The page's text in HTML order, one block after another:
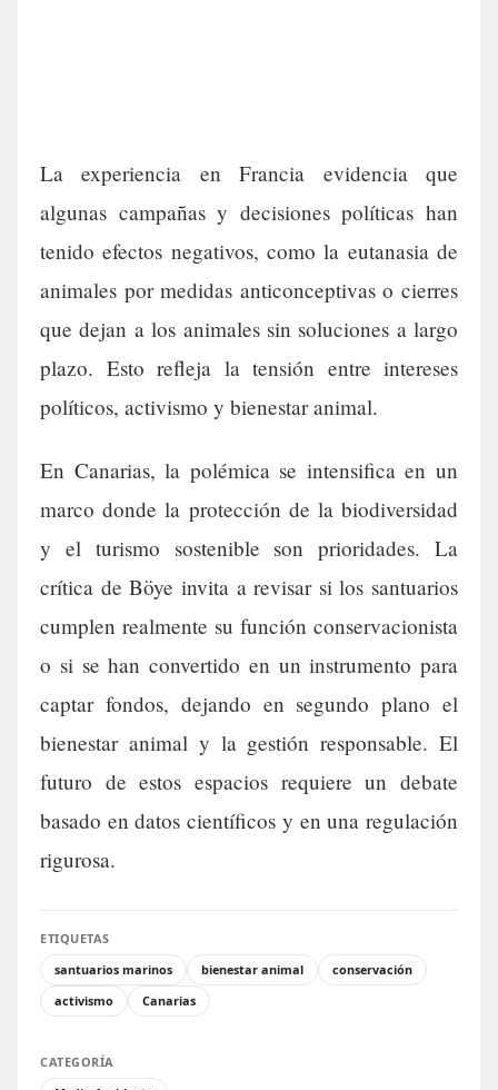
La experiencia en Francia evidencia que
algunas campañas y decisiones políticas han
tenido efectos negativos, como la eutanasia de
animales por medidas anticonceptivas o cierres
que dejan a los animales sin soluciones a largo
plazo. Esto refleja la tensión entre intereses
políticos, activismo y bienestar animal.
En Canarias, la polémica se intensifica en un
marco donde la protección de la biodiversidad
y el turismo sostenible son prioridades. La
crítica de Böye invita a revisar si los santuarios
cumplen realmente su función conservacionista
o si se han convertido en un instrumento para
captar fondos, dejando en segundo plano el
bienestar animal y la gestión responsable. El
futuro de estos espacios requiere un debate
basado en datos científicos y en una regulación
rigurosa.
ETIQUETAS
santuarios marinos
bienestar animal
conservación
activismo
Canarias
CATEGORÍA